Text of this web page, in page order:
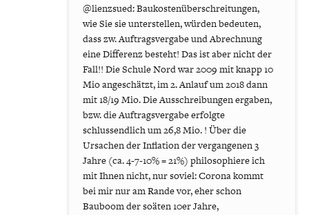
@lienzsued: Baukostenüberschreitungen,
wie Sie sie unterstellen, würden bedeuten,
dass zw. Auftragsvergabe und Abrechnung
eine Differenz besteht! Das ist aber nicht der
Fall!! Die Schule Nord war 2009 mit knapp 10
Mio angeschätzt, im 2. Anlauf um 2018 dann
mit 18/19 Mio. Die Ausschreibungen ergaben,
bzw. die Auftragsvergabe erfolgte
schlussendlich um 26,8 Mio. ! Über die
Ursachen der Inflation der vergangenen 3
Jahre (ca. 4-7-10% = 21%) philosophiere ich
mit Ihnen nicht, nur soviel: Corona kommt
bei mir nur am Rande vor, eher schon
Bauboom der soäten 10er Jahre,